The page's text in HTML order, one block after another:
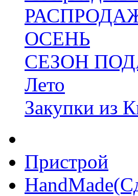
ОСЕНЬ
СЕЗОН
Лето
Закупки из
Пристрой